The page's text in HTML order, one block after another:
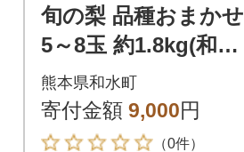
旬の梨 品種おまかせ
5～8玉 約1.8kg(和水
町)
熊本県和水町
寄付金額 9,000円
（0件）